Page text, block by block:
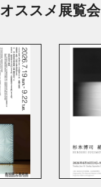
オススメ展覧会